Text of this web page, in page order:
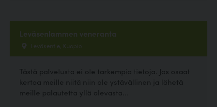
Leväsenlammen veneranta
Leväsentie, Kuopio
Tästä palvelusta ei ole tarkempia tietoja. Jos osaat
kertoa meille niitä niin ole ystävällinen ja lähetä
meille palautetta yllä olevasta...